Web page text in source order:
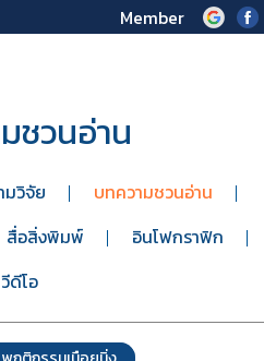
ชวนอ่าน
มวิจัย
บทความชวนอ่าน
สื่อสิ่งพิมพ์
อินโฟกราฟิก
วีดีโอ
Member